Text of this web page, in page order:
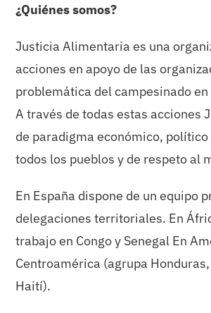
¿Quiénes somos?
Justicia Alimentaria es una
acciones en apoyo de las
problemática del campesinado
A través de todas estas
de paradigma económico,
todos los pueblos y de respeto al
En España dispone de un equipo
delegaciones territoriales. En
trabajo en Congo y Senegal En
Centroamérica (agrupa
Haití).